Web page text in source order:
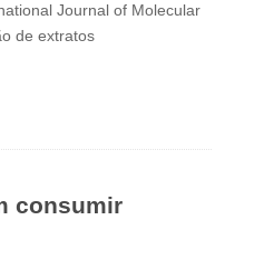
Journal of Molecular
de extratos
consumir